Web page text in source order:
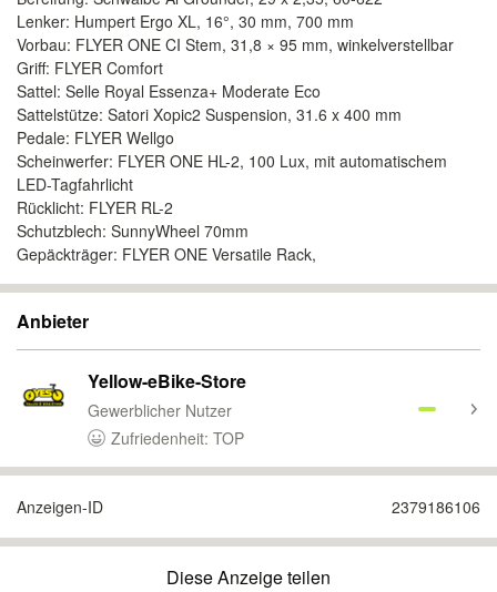
Lenker: Humpert Ergo XL, 16°, 30 mm, 700 mm
Vorbau: FLYER ONE CI Stem, 31,8 × 95 mm, winkelverstellbar
Griff: FLYER Comfort
Sattel: Selle Royal Essenza+ Moderate Eco
Sattelstütze: Satori Xopic2 Suspension, 31.6 x 400 mm
Pedale: FLYER Wellgo
Scheinwerfer: FLYER ONE HL-2, 100 Lux, mit automatischem
LED-Tagfahrlicht
Rücklicht: FLYER RL-2
Schutzblech: SunnyWheel 70mm
Gepäckträger: FLYER ONE Versatile Rack,
Anbieter
Yellow-eBike-Store
Gewerblicher Nutzer
Zufriedenheit: TOP
Anzeigen-ID 2379186106
Diese Anzeige teilen